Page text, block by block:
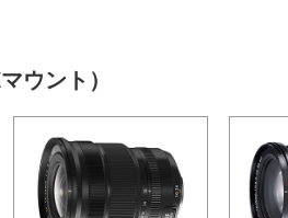
ウント）